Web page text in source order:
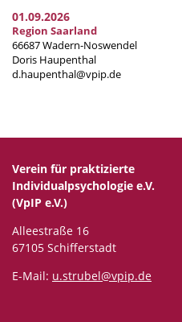
01.09.2026
Region Saarland
66687 Wadern-Noswendel
Doris Haupenthal
d.haupenthal@vpip.de
Verein für praktizierte
Individualpsychologie e.V.
(VpIP e.V.)
Alleestraße 16
67105 Schifferstadt
E-Mail: u.strubel@vpip.de